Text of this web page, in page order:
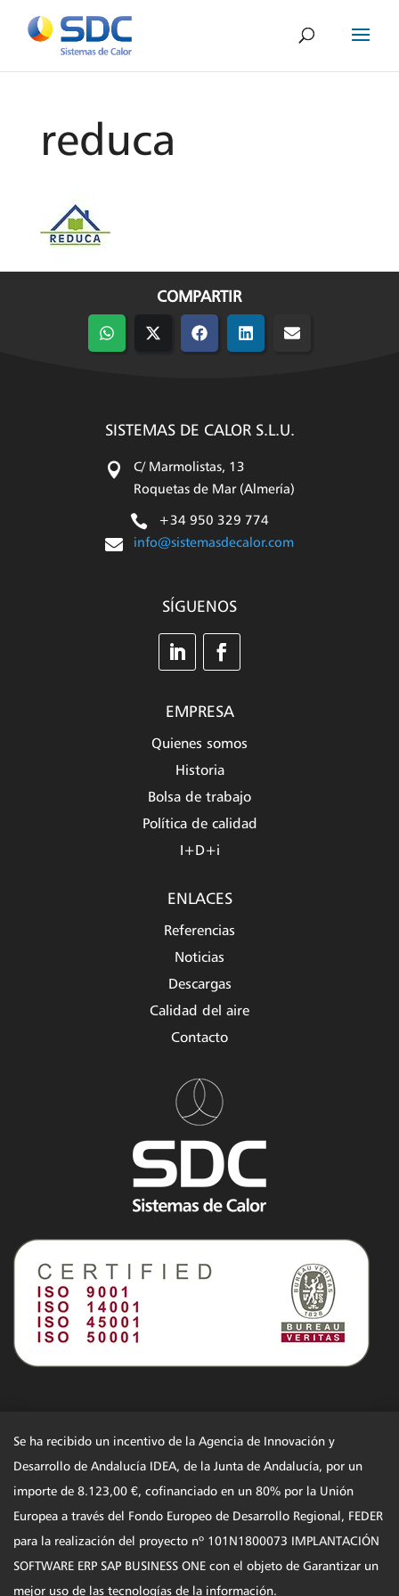
reduca
COMPARTIR
Compartir
en
CompartirCompartir
en
Compartir
en
Compartir
SISTEMAS DE CALOR S.L.U.

C/ Marmolistas, 13
Roquetas de Mar (Almería)
 +34 950 329 774
 info@sistemasdecalor.com
SÍGUENOS
EMPRESA
Quienes somos
Historia
Bolsa de trabajo
Política de calidad
I+D+i
ENLACES
Referencias
Noticias
Descargas
Calidad del aire
Contacto
Se ha recibido un incentivo de la Agencia de Innovación y
Desarrollo de Andalucía IDEA, de la Junta de Andalucía, por un
importe de 8.123,00 €, cofinanciado en un 80% por la Unión
Europea a través del Fondo Europeo de Desarrollo Regional, FEDER
para la realización del proyecto nº 101N1800073 IMPLANTACIÓN
SOFTWARE ERP SAP BUSINESS ONE con el objeto de Garantizar un
mejor uso de las tecnologías de la información.